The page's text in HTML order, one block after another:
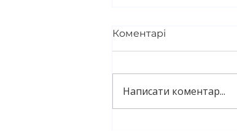
Коментарі
Написати коментар...